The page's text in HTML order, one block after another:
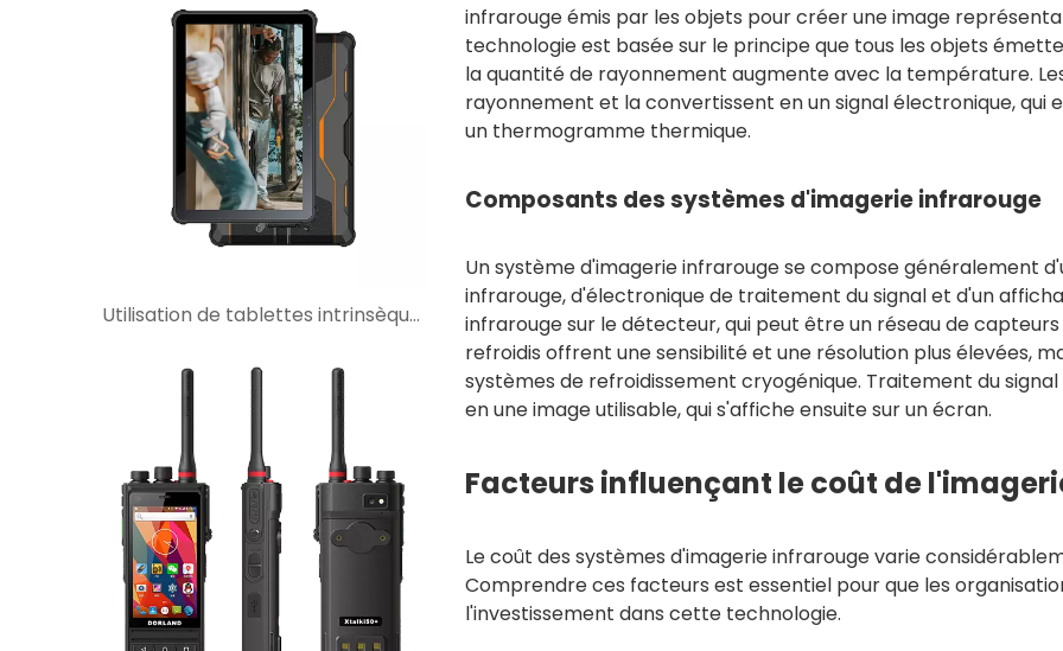
Utilisation de tablettes intrinsèquement sûres pour la surveillance SCADA dans les sites industriels dangereux
infrarouge émis par les objets pour créer une image
technologie est basée sur le principe que tous les objets
la quantité de rayonnement augmente avec la température.
rayonnement et la convertissent en un signal électronique, qui
un thermogramme thermique.
Composants des systèmes d'imagerie infrarouge
Un système d'imagerie infrarouge se compose généralement
infrarouge, d'électronique de traitement du signal et d'un
infrarouge sur le détecteur, qui peut être un réseau de
refroidis offrent une sensibilité et une résolution plus élevées,
systèmes de refroidissement cryogénique. Traitement du
en une image utilisable, qui s'affiche ensuite sur un écran.
Facteurs influençant le coût de
Le coût des systèmes d'imagerie infrarouge varie
Comprendre ces facteurs est essentiel pour que les
l'investissement dans cette technologie.